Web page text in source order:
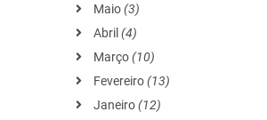
Maio(3)
Abril (4)
Março(10)
Fevereiro(13)
Janeiro(12)